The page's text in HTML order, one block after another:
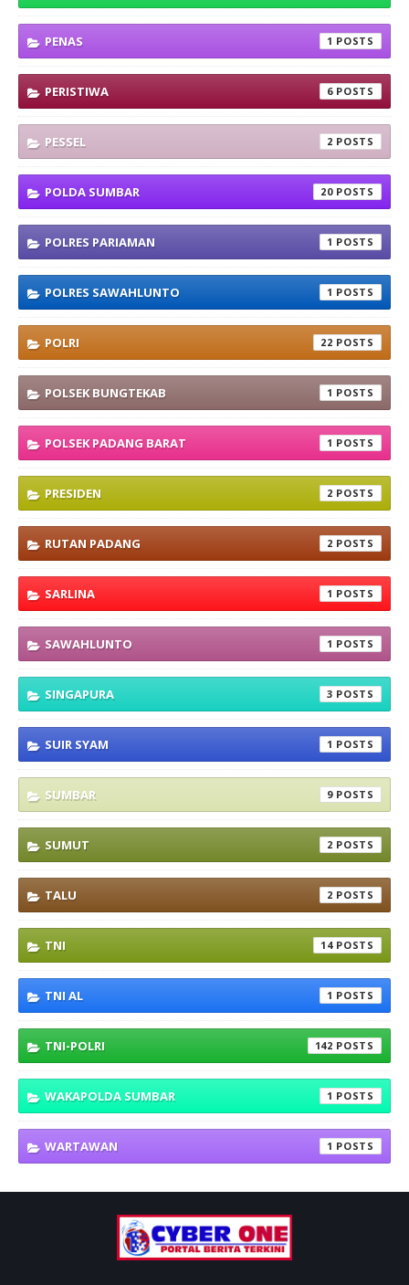
PENAS 1
PERISTIWA 6
PESSEL 2
POLDA SUMBAR 20
POLRES PARIAMAN 1
POLRES SAWAHLUNTO 1
POLRI 22
POLSEK BUNGTEKAB 1
POLSEK PADANG BARAT 1
PRESIDEN 2
RUTAN PADANG 2
SARLINA 1
SAWAHLUNTO 1
SINGAPURA 3
SUIR SYAM 1
SUMBAR 9
SUMUT 2
TALU 2
TNI 14
TNI AL 1
TNI-POLRI 142
WAKAPOLDA SUMBAR 1
WARTAWAN 1